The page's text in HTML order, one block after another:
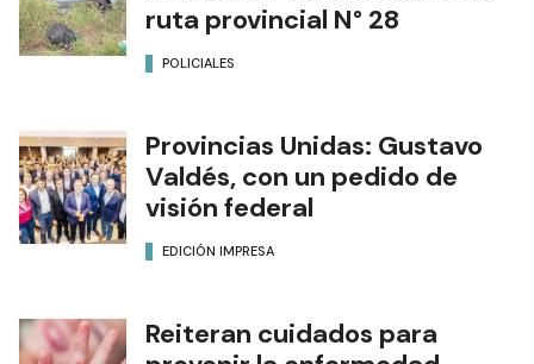
ruta provincial N° 28
POLICIALES
Provincias Unidas: Gustavo
Valdés, con un pedido de
visión federal
EDICIÓN IMPRESA
Reiteran cuidados para